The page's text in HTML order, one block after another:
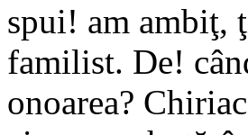
spui! am ambiţ,
familist. De!
onoarea?